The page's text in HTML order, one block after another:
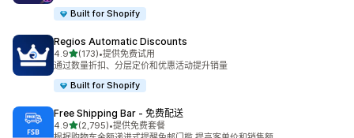
Built for Shopify
Regios Automatic Discounts
4.9星（满分 5 星）
(173)
总共 173 条评论
•提供免费试用
通过数量折扣、分层定价和优惠活动提升销量
Built for Shopify
Free Shipping Bar ‑ 免费配送
4.9星（满分 5 星）
(2,795)
总共 2795 条评论
•提供免费套餐